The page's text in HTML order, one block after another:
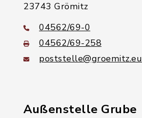
23743 Grömitz
04562/69-0
04562/69-258
poststelle@groemitz.eu
Außenstelle Grube